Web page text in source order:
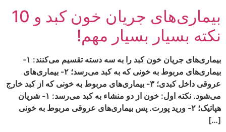
بیماری‌های جریان خون کبد و 10
نکته بسیار بسیار مهم!
بیماری‌های جریان خون کبد را به سه دسته تقسیم می‌کنند: ۱-
بیماری‌های مربوط به خونی که به کبد می‌رسد؛ ۲- بیماری‌های
عروقی داخل کبدی؛ ۳- بیماری‌های مربوط به خونی که از کبد خارج
می‌شود. نکته اول: خون از دو منشاء به کبد می‌رسد: ۱- شریان
هپاتیک؛ ۲- ورید پورت. پس بیماری‌های عروقی مربوط به خونی
[…]